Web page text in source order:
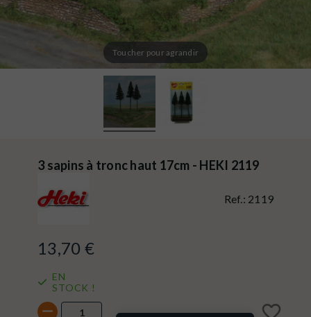
Toucher pour agrandir
3 sapins à tronc haut 17cm - HEKI 2119
Ref.: 2119
13,70 €
EN
STOCK !
favorite_border